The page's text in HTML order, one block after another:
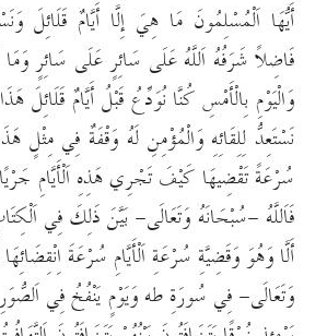
أَيُّهَا اَلْمُسْلِمُونَ مَا هِيَ إِلَّا أَيَّامٌ قَلَائِلَ
فَاضِلاً شَرَفُهُ اَللَّهُ عَلَى سَائِرٍ عَلَى سَائِرٍ وَمَا
وَالْيَوْمِ بِالْأَمْسِ كُنَّا نُوَدِّعُ قَبْلُ أَيَّامٌ قَلَائِلَ
نَسْتَعِدُّ لِلِقَائِهِ وَالْمُؤْمِنِ لَهُ وَقْفَةٌ فِي مِثْلٍ
سُرْعَةً تَقْضِيهَا كَيْفَ تَجْرِي هَذِهِ اَلْأَيَّامِ جَرْيًا
فَاَللَّهُ -سُبْحَانَهُ وَتَعَالَى- بَيَّنَ ذَلِكَ فِي
أَلَّا وَهُوَ وَقَضِيَّةِ سُرْعَةِ اَلْأَيَّامِ سُرْعَةَ
وَتَعَالَى- فِي سُورَةِ طه وَيَوْمٍ يَنْفُخُ فِي